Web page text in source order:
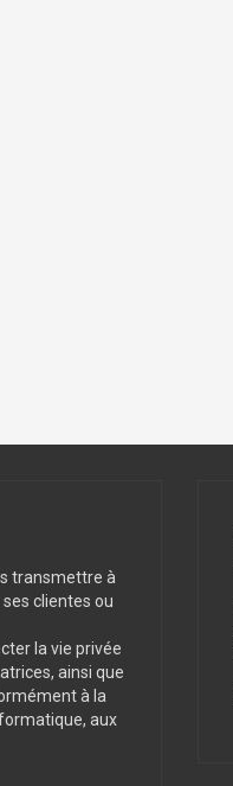
transmettre à
clientes ou
la vie privée
ainsi que
à la
aux